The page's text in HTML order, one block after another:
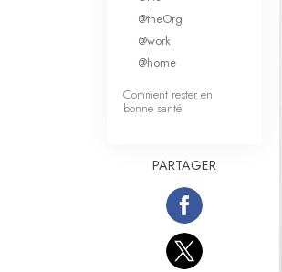
@theOrg
@work
@home
Comment rester en
bonne santé
PARTAGER